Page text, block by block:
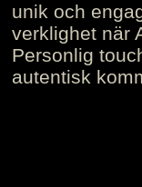
unik och
verklighet när
Personlig
autentisk